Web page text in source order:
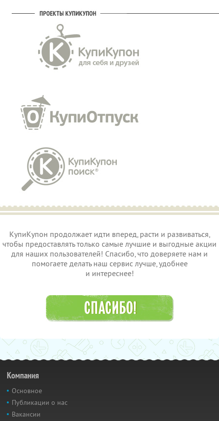
КупиКупон продолжает идти вперед, расти и развиваться,
чтобы предоставлять только самые лучшие и выгодные акции
для наших пользователей! Спасибо, что доверяете нам и
помогаете делать наш сервис лучше, удобнее
и интереснее!
Компания
Основное
Публикации о нас
Вакансии